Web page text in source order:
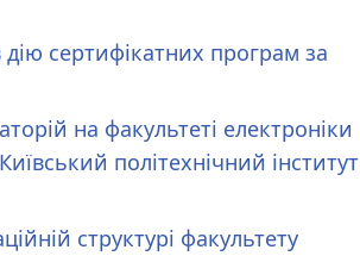
сертифікатних програм за
на факультеті електроніки
політехнічний інститут
структурі факультету